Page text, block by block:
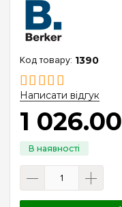
1390
Написати відгук
1 026.00